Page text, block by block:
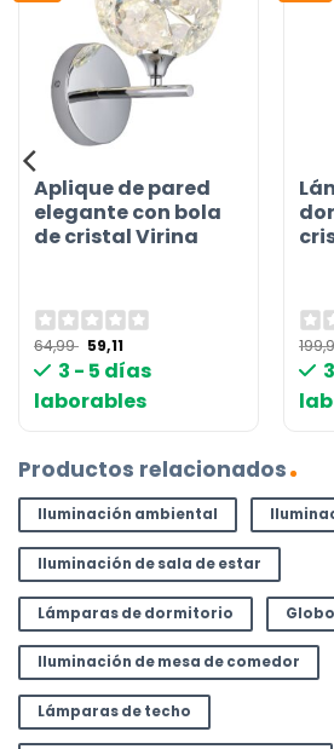
Aplique de pared
elegante con bola
de cristal Virina
64,99 El
precio
original
64,99 €.
59,11
actual
59,11 €.
3 - 5 días
laborables
Productos relacionados
Iluminación ambiental
Iluminación de sala de estar
Lámparas de dormitorio Globo
Iluminación de mesa de comedor
Lámparas de techo